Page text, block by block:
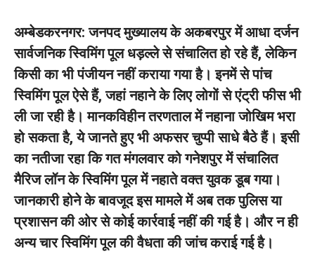
अम्बेडकरनगर: जनपद मुख्यालय के अकबरपुर में आधा दर्जन
सार्वजनिक स्विमिंग पूल धड़ल्ले से संचालित हो रहे हैं, लेकिन
किसी का भी पंजीयन नहीं कराया गया है। इनमें से पांच
स्विमिंग पूल ऐसे हैं, जहां नहाने के लिए लोगों से एंट्री फीस भी
ली जा रही है। मानकविहीन तरणताल में नहाना जोखिम भरा
हो सकता है, ये जानते हुए भी अफसर चुप्पी साधे बैठे हैं। इसी
का नतीजा रहा कि गत मंगलवार को गनेशपुर में संचालित
मैरिज लॉन के स्विमिंग पूल में नहाते वक्त युवक डूब गया।
जानकारी होने के बावजूद इस मामले में अब तक पुलिस या
प्रशासन की ओर से कोई कार्रवाई नहीं की गई है। और न ही
अन्य चार स्विमिंग पूल की वैधता की जांच कराई गई है।